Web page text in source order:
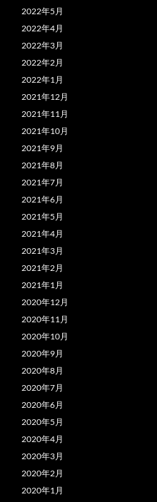
2022年5月
2022年4月
2022年3月
2022年2月
2022年1月
2021年12月
2021年11月
2021年10月
2021年9月
2021年8月
2021年7月
2021年6月
2021年5月
2021年4月
2021年3月
2021年2月
2021年1月
2020年12月
2020年11月
2020年10月
2020年9月
2020年8月
2020年7月
2020年6月
2020年5月
2020年4月
2020年3月
2020年2月
2020年1月